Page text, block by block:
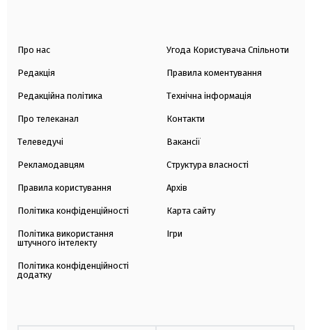
Про нас
Редакція
Редакційна політика
Про телеканал
Телеведучі
Рекламодавцям
Правила користування
Політика конфіденційності
Політика використання
штучного інтелекту
Політика конфіденційності
додатку
Угода Користувача Спільноти
Правила коментування
Технічна інформація
Контакти
Вакансії
Структура власності
Архів
Карта сайту
Ігри